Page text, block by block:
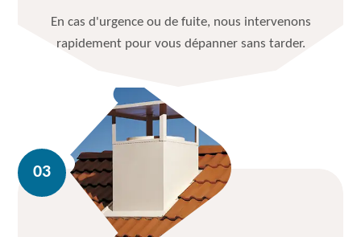
En cas d'urgence ou de fuite, nous intervenons
rapidement pour vous dépanner sans tarder.